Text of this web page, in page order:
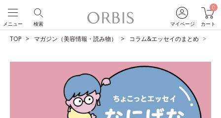
マイページ
0
カート
検索
メニュー
TOP マガジン（美容情報・読み物） コラム&エッセイのまとめ